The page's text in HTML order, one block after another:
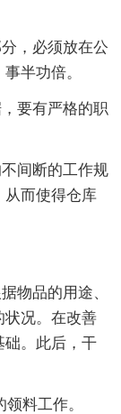
，必须放在公
半功倍。
要有严格的职
间断的工作规
从而使得仓库
物品的用途、
状况。在改善
础。此后，干
料工作。